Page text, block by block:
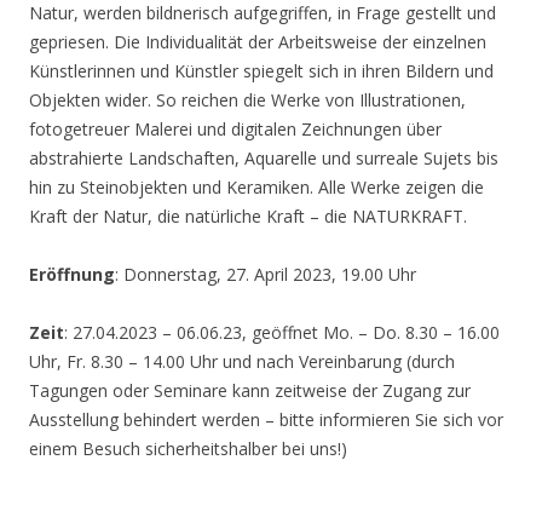
Natur, werden bildnerisch aufgegriffen, in Frage gestellt und
gepriesen. Die Individualität der Arbeitsweise der einzelnen
Künstlerinnen und Künstler spiegelt sich in ihren Bildern und
Objekten wider. So reichen die Werke von Illustrationen,
fotogetreuer Malerei und digitalen Zeichnungen über
abstrahierte Landschaften, Aquarelle und surreale Sujets bis
hin zu Steinobjekten und Keramiken. Alle Werke zeigen die
Kraft der Natur, die natürliche Kraft – die NATURKRAFT.
Eröffnung: Donnerstag, 27. April 2023, 19.00 Uhr
Zeit: 27.04.2023 – 06.06.23, geöffnet Mo. – Do. 8.30 – 16.00
Uhr, Fr. 8.30 – 14.00 Uhr und nach Vereinbarung (durch
Tagungen oder Seminare kann zeitweise der Zugang zur
Ausstellung behindert werden – bitte informieren Sie sich vor
einem Besuch sicherheitshalber bei uns!)